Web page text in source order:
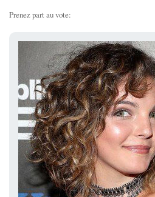
Prenez part au vote: